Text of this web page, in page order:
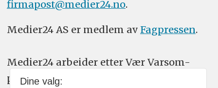
firmapost@medier24.no.
Medier24 AS er medlem av Fagpressen.
Medier24 arbeider etter Vær Varsom-
plakatens regler for god presseskikk.
Dine valg: